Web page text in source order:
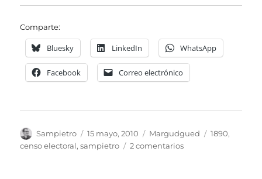
Comparte:
Bluesky LinkedIn WhatsApp
Facebook Correo electrónico
Autor
Sampietro
Publicado
el
15 mayo, 2010 Categorías
Margudgued Etiquetas
1890,
censo electoral,sampietro 2 comentariosen